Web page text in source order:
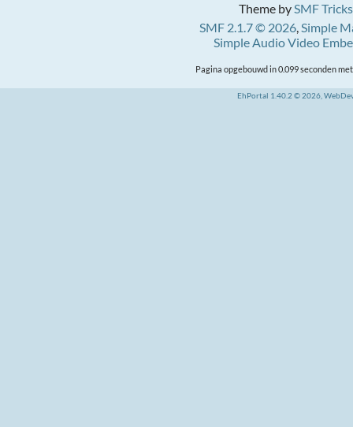
Theme bySMF Tricks
SMF 2.1.7 © 2026,Simple
Simple Audio Video
Pagina opgebouwd in 0.099 seconden
EhPortal 1.40.2 © 2026,